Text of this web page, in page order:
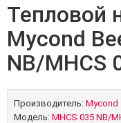
Тепловой
Mycond
NB/MHCS
Производитель: Mycond
Модель: MHCS 035 NB/